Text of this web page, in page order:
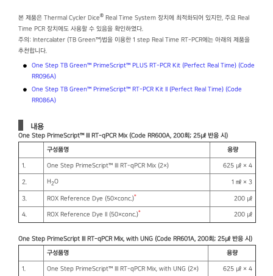
본 제품은 Thermal Cycler Dice® Real Time System 장치에 최적화되어 있지만, 주요 Real
Time PCR 장치에도 사용할 수 있음을 확인하였다.
주의: Intercalater (TB Green™)법을 이용한 1 step Real Time RT-PCR에는 아래의 제품을
추천합니다.
One Step TB Green™ PrimeScript™ PLUS RT-PCR Kit (Perfect Real Time) (Code
RR096A)
One Step TB Green™ PrimeScript™ RT-PCR Kit II (Perfect Real Time) (Code
RR086A)
내용
One Step PrimeScript™ III RT-qPCR Mix (Code RR600A, 200회; 25㎕ 반응 시)
구성품명 용량
1. One Step PrimeScript™ III RT-qPCR Mix (2×) 625 ㎕ × 4
2. H2O 1 ㎖ × 3
3. ROX Reference Dye (50×conc.)* 200 ㎕
4. ROX Reference Dye II (50×conc.)* 200 ㎕
One Step PrimeScript III RT-qPCR Mix, with UNG (Code RR601A, 200회; 25㎕ 반응 시)
구성품명 용량
1. One Step PrimeScript™ III RT-qPCR Mix, with UNG (2×) 625 ㎕ × 4